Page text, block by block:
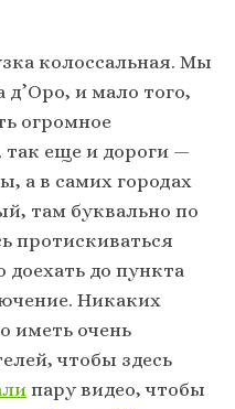
колоссальная. Мы
и мало того,
огромное
еще и дороги —
а в самих городах
там буквально по
протискиваться
до пункта
Никаких
иметь очень
чтобы здесь
пару видео, чтобы